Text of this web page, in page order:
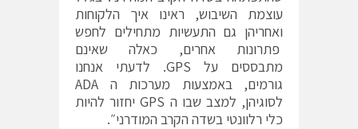
עוצמת השיבוש, ראינו איך הלקוחות
ואחריהן גם התעשיות מתחילים לחפש
פתרונות אחרים, כאלה שאינם
מתבססים על GPS. לדעתי אנחנו
גורמים, באמצעות מערכות ה ADA
לסוגיהן, למצב שבו ה GPS יחזור להיות
כלי רלוונטי בשדה הקרב המודרני״.